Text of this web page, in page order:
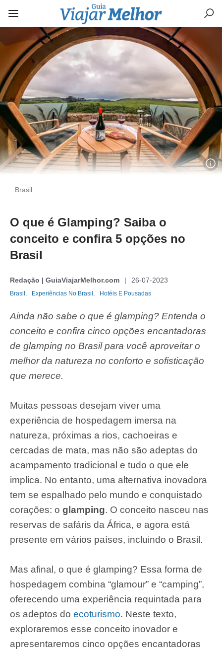
Brasil
O que é Glamping? Saiba o
conceito e confira 5 opções no
Brasil
Redação | GuiaViajarMelhor.com 26-07-2023
Brasil, Experiências No Brasil, Hotéis E Pousadas
Ainda não sabe o que é glamping? Entenda o
conceito e confira cinco opções encantadoras
de glamping no Brasil para você aproveitar o
melhor da natureza no conforto e sofisticação
que merece.
Muitas pessoas desejam viver uma
experiência de hospedagem imersa na
natureza, próximas a rios, cachoeiras e
cercadas de mata, mas não são adeptas do
acampamento tradicional e tudo o que ele
implica. No entanto, uma alternativa inovadora
tem se espalhado pelo mundo e conquistado
corações: o glamping. O conceito nasceu nas
reservas de safáris da África, e agora está
presente em vários países, incluindo o Brasil.
Mas afinal, o que é glamping? Essa forma de
hospedagem combina “glamour” e “camping”,
oferecendo uma experiência requintada para
os adeptos do ecoturismo. Neste texto,
exploraremos esse conceito inovador e
apresentaremos cinco opções encantadoras